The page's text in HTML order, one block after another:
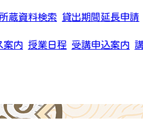
所蔵資料検索 貸出期間延長申請
案内 授業日程 受講申込案内